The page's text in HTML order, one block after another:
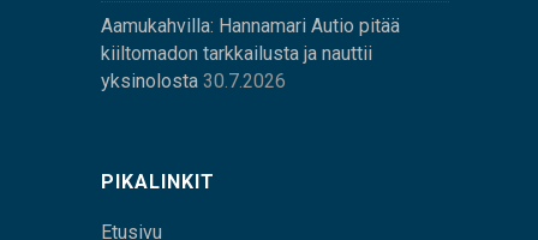
Aamukahvilla: Hannamari Autio pitää
kiiltomadon tarkkailusta ja nauttii
yksinolosta 30.7.2026
PIKALINKIT
Etusivu